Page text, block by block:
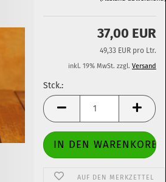
37,00 EUR
49,33 EUR pro Ltr.
inkl. 19% MwSt. zzgl. Versand
Stck.:
Stck.
AUF DEN MERKZETTEL